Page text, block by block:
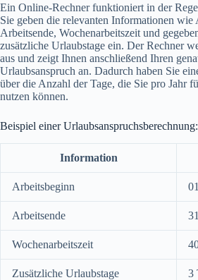
Ein Online-Rechner funktioniert in der
Sie geben die relevanten Informationen wie
Arbeitsende, Wochenarbeitszeit und
zusätzliche Urlaubstage ein. Der Rechner
aus und zeigt Ihnen anschließend Ihren
Urlaubsanspruch an. Dadurch haben Sie
über die Anzahl der Tage, die Sie pro Jahr
nutzen können.
Beispiel einer Urlaubsanspruchsberechnung:
Information
Arbeitsbeginn
Arbeitsende
Wochenarbeitszeit
Zusätzliche Urlaubstage
3